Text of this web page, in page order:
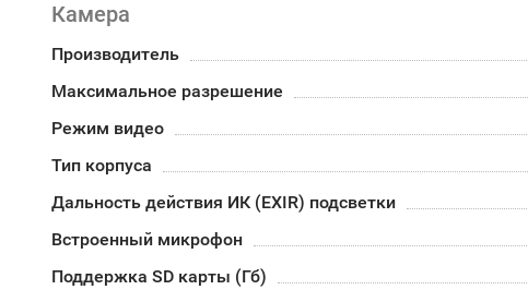
Камера
Производитель
Максимальное разрешение
Режим видео
Тип корпуса
Дальность действия ИК (EXIR) подсветки
Встроенный микрофон
Поддержка SD карты (Гб)